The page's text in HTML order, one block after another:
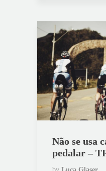
Não se usa
pedalar –